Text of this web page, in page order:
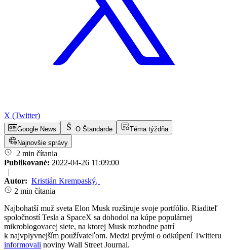
X (Twitter)
Google News O Štandarde
Téma týždňa
Najnovšie správy
2 min čítania
Publikované: 2022-04-26 11:09:00
|
Autor: Kristián Krempaský,
2 min čítania
Najbohatší muž sveta Elon Musk rozširuje svoje portfólio. Riaditeľ
spoločností Tesla a SpaceX sa dohodol na kúpe populárnej
mikroblogovacej siete, na ktorej Musk rozhodne patrí
k najvplyvnejším používateľom. Medzi prvými o odkúpení Twitteru
informovali noviny Wall Street Journal.